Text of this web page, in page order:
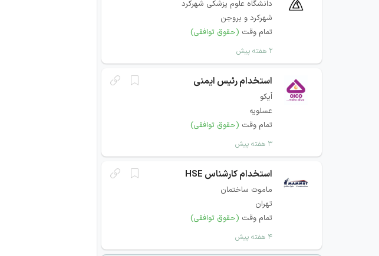
دانشگاه علوم پزشکی شهرکرد
شهرکرد و بروجن
تمام وقت (حقوق توافقی)
۲ هفته پیش
استخدام رئیس ایمنی
اُیکو
عسلویه
تمام وقت (حقوق توافقی)
۳ هفته پیش
استخدام کارشناس HSE
ماموت ساختمان
تهران
تمام وقت (حقوق توافقی)
۴ هفته پیش